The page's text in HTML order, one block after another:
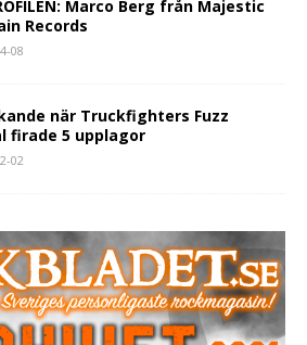
Marco Berg från Majestic
Records
08
när Truckfighters Fuzz
firade 5 upplagor
02